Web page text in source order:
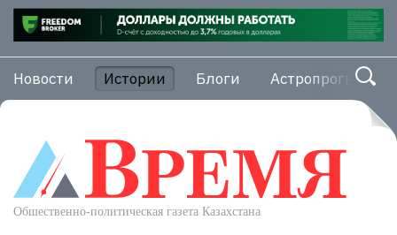
Новости Истории Блоги Астропрогноз